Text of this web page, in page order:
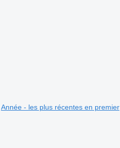
Année - les plus récentes en premier